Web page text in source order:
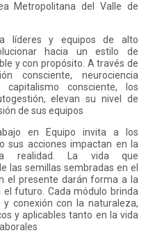
Metropolitana del Valle de
líderes y equipos de alto
hacia un estilo de
y con propósito. A través de
consciente, neurociencia
consciente, los
elevan su nivel de
de sus equipos
en Equipo invita a los
sus acciones impactan en la
realidad. La vida que
las semillas sembradas en el
el presente darán forma a la
futuro. Cada módulo brinda
conexión con la naturaleza,
y aplicables tanto en la vida